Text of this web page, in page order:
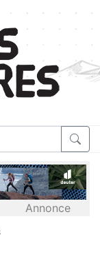
Annonce